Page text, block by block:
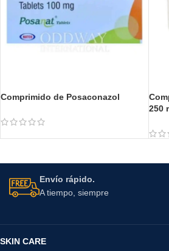
Comprimido de Posaconazol
250
Envío rápido.
A tiempo, siempre
SKIN CARE